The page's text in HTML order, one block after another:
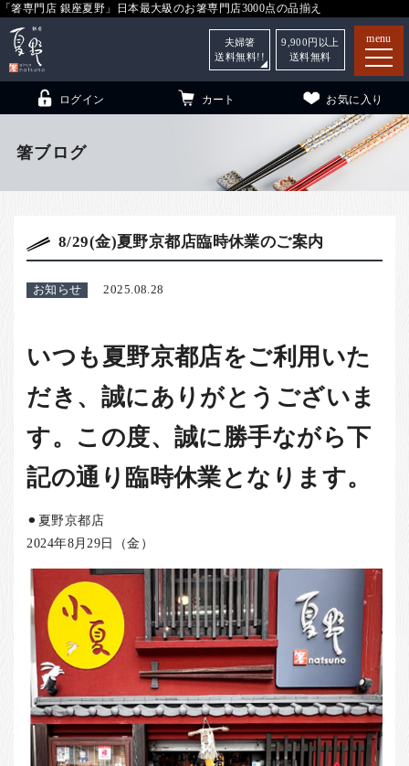
「箸専門店 銀座夏野」日本最大級のお箸専門店3000点の品揃え
menu
子供和食器（贈答用・自宅用）
ご利用ガイド
お客様の声
店舗紹介
お問い合わせ
お知らせ
箸ブログ
ログイン カート お気に入り
夫婦箸
送料無料!!
9,900 円以上
送料無料
箸ブログ
8/29(金)夏野京都店臨時休業のご案内
お知らせ 2025.08.28
いつも夏野京都店をご利用いた
だき、誠にありがとうございま
す。この度、誠に勝手ながら下
記の通り臨時休業となります。
⚫︎夏野京都店
2024年8月29日（金）